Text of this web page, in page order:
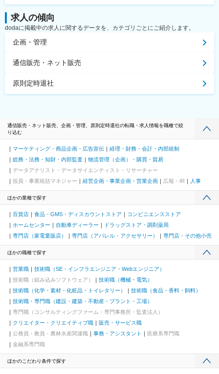
求人の傾向
dodaに掲載中の求人に関するデータを、カテゴリごとにご紹介します。
企画・管理
通信販売・ネット販売
原則定時退社
通信販売・ネット販売、企画・管理、原則定時退社の転職・求人情報を職種で絞
り込む
マーケティング・商品企画・広告宣伝
経理・財務・会計・内部統制
総務・法務・知財・内部監査
物流管理（企画）・購買・貿易
データアナリスト・データサイエンティスト・リサーチャー
役員・事業統括マネジャー
経営企画・事業企画・営業企画 広報・IR 人事
ほかの業種で探す
百貨店 食品・GMS・ディスカウントストア
コンビニエンスストア
ホームセンター
自動車ディーラー
ドラッグストア・調剤薬局
専門店（家電量販店）
専門店（アパレル・アクセサリー） 専門店・その他小売
ほかの職種で探す
営業職
技術職（SE・インフラエンジニア・Webエンジニア）
技術職（組み込みソフトウェア）
技術職（機械・電気）
技術職（化学・素材・化粧品・トイレタリー）
技術職（食品・香料・飼料）
技術職・専門職（建設・建築・不動産・プラント・工場）
専門職（コンサルティングファーム・専門事務所・監査法人）
クリエイター・クリエイティブ職
販売・サービス職
公務員・教員・農林水産関連職
事務・アシスタント
医療系専門職
金融系専門職
ほかのこだわり条件で探す